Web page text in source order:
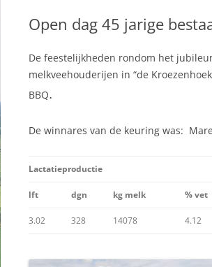
Open dag 45 jarige
De feestelijkheden rondom het
melkveehouderijen in “de
BBQ.
De winnares van de keuring was:
Lactatieproductie
lft dgn kg melk % vet
3.02 328 14078 4.12